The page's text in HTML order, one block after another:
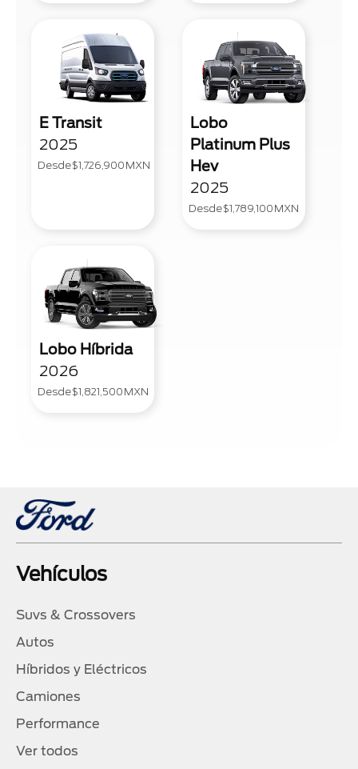
E Transit
2025
Desde$1,726,900 MXN
Lobo
Platinum Plus
Hev
2025
Desde$1,789,100 MXN
Lobo Híbrida
2026
Desde$1,821,500 MXN
Vehículos
Suvs & Crossovers
Autos
Híbridos y Eléctricos
Camiones
Performance
Ver todos